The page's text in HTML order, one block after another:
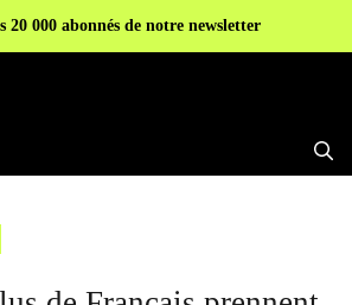
20 000 abonnés de notre newsletter